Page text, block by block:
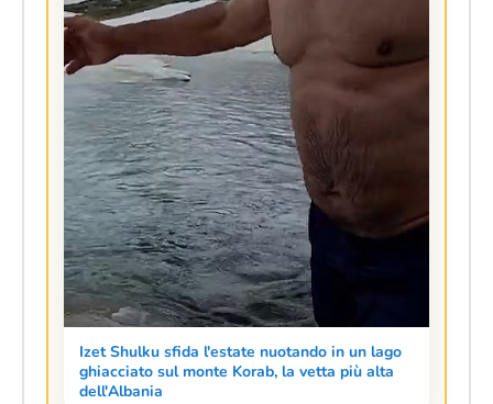
Izet Shulku sfida l'estate nuotando in un lago
ghiacciato sul monte Korab, la vetta più alta
dell'Albania